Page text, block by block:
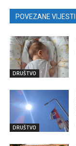
POVEZANE VIJESTI
DRUŠTVO
DRUŠTVO